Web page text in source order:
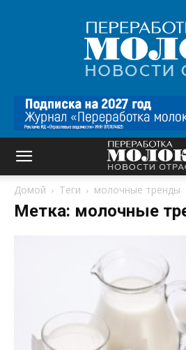
|
Домой Теги молочные тренды
Метка: молочные